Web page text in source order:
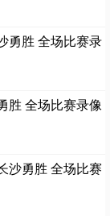
勇胜 全场比赛录
胜 全场比赛录像
沙勇胜 全场比赛